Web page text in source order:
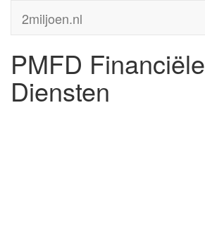
2miljoen.nl
PMFD Financiële
Diensten